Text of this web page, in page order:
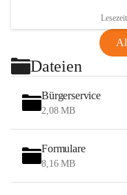
Dateien
Bürgerservice
2,08 MB
Formulare
8,16 MB